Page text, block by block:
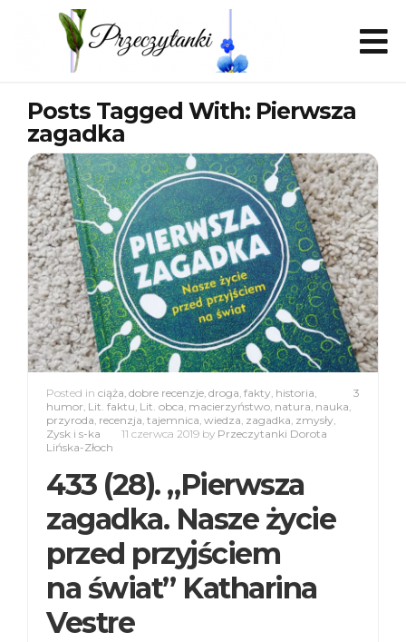
Posts Tagged With: Pierwsza
zagadka
3
Posted in ciąża, dobre recenzje, droga, fakty, historia,
humor, Lit. faktu, Lit. obca, macierzyństwo, natura, nauka,
przyroda, recenzja, tajemnica, wiedza, zagadka, zmysły,
Zysk i s-ka
11 czerwca 2019 by Przeczytanki Dorota
Lińska-Złoch
433 (28). „Pierwsza
zagadka. Nasze życie
przed przyjściem
na świat” Katharina
Vestre